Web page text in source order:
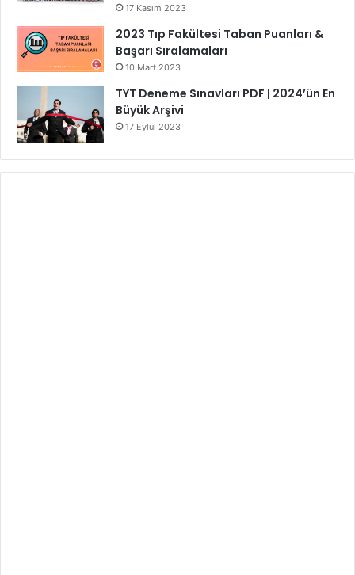
17 Kasım 2023
2023 Tıp Fakültesi Taban Puanları &
Başarı Sıralamaları
10 Mart 2023
TYT Deneme Sınavları PDF | 2024’ün En
Büyük Arşivi
17 Eylül 2023